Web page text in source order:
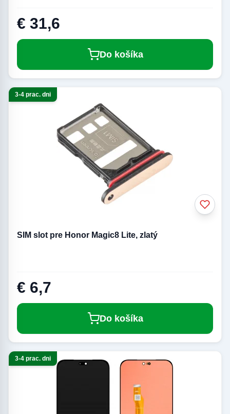
€ 31,6
Do košíka
3-4 prac. dni
SIM slot pre Honor Magic8 Lite, zlatý
€ 6,7
Do košíka
3-4 prac. dni